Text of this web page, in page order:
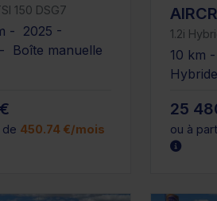
150 DSG7
- 2025 -
Boîte manuelle
de 450.74 €/mois
1.2i
10 km
25
ou à